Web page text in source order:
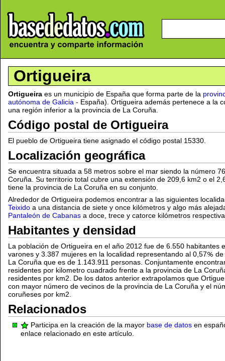
Ortigueira
Ortigueira es un municipio de España que forma parte de la
autónoma de Galicia - España). Ortigueira además pertenece a la
una región inferior a la provincia de La Coruña.
Código postal de Ortigueira
El pueblo de Ortigueira tiene asignado el código postal 15330.
Localización geográfica
Se encuentra situada a 58 metros sobre el mar siendo la número
Coruña. Su territorio total cubre una extensión de 209,6 km2 o el
tiene la provincia de La Coruña en su conjunto.
Alrededor de Ortigueira podemos encontrar a las siguientes
Teixido a una distancia de siete y once kilómetros y algo más
Pantaleón de Cabanas a doce, trece y catorce kilómetros
Habitantes y densidad
La población de Ortigueira en el año 2012 fue de 6.550 habitantes
varones y 3.387 mujeres en la localidad representando al 0,57
de
La Coruña que es de 1.143.911 personas. Conjuntamente
residentes por kilometro cuadrado frente a la provincia de La
residentes por km2. De los datos anterior extrapolamos que
con mayor número de vecinos de la provincia de La Coruña y el
coruñeses por km2.
Relacionados
Participa en la creación de la mayor base de datos en
enlace relacionado en este artículo.